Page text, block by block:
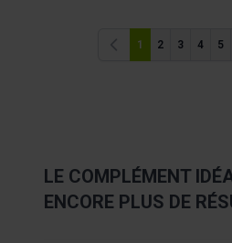
Précédent
1 2 3 4 5
LE COMPLÉMENT
ENCORE PLUS DE